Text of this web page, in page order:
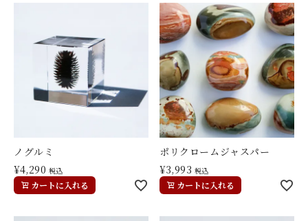
ノグルミ
¥4,290 税込
カートに入れる
ポリクロームジャスパー
¥3,993 税込
カートに入れる